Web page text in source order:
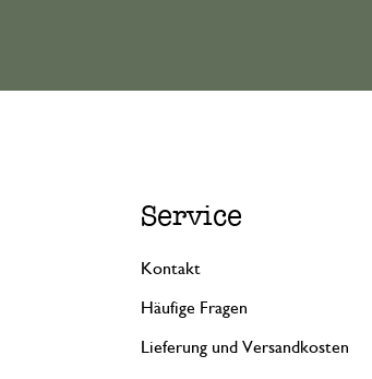
Service
Kontakt
Häufige Fragen
Lieferung und Versandkosten